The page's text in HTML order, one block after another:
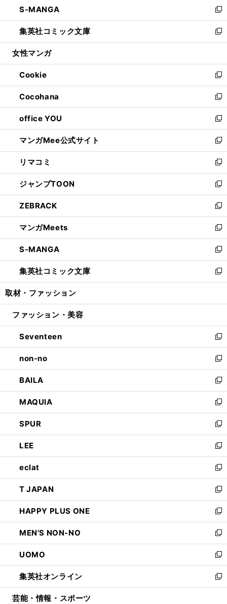
く
で
開
く
ド
ウ
で
開
ィ
ン
ド
ウ
開
く
い
ウ
ィ
ン
ウ
で
開
く
S-MANGA
新
し
い
ウ
ン
ド
ウ
で
開
く
集英社コミック文庫
新
し
ウ
ィ
ン
ド
ウ
で
開
く
女性マンガ
Cookie
新
し
い
ウ
ィ
ン
ド
ウ
で
開
く
Cocohana
新
し
い
ウ
ィ
ン
ド
ウ
で
開
く
office YOU
新
し
い
ウ
ィ
ン
ド
ウ
で
開
く
マンガMee公式サイト
新
し
い
ウ
ィ
ン
ド
ウ
で
開
く
リマコミ
新
し
い
ウ
ィ
ン
ド
ウ
で
開
く
ジャンプTOON
新
し
い
ウ
ィ
ン
ド
ウ
で
開
ZEBRACK
新
し
い
ウ
ィ
ン
ド
ウ
開
マンガMeets
新
し
い
ウ
ィ
ン
ウ
開
く
S-MANGA
新
し
い
ウ
ン
ウ
で
開
く
集英社コミック文庫
新
し
ウ
ン
ド
ウ
で
開
く
取材・ファッション
ファッション・美容
Seventeen
新
し
い
ウ
ィ
ン
ド
ウ
で
開
く
non-no
新
し
い
ウ
ィ
ン
ド
ウ
で
開
く
BAILA
新
し
い
ウ
ィ
ン
ド
ウ
で
開
く
MAQUIA
新
し
い
ウ
ィ
ン
ド
ウ
で
開
く
SPUR
新
し
い
ウ
ィ
ン
ド
ウ
で
開
く
LEE
新
し
い
ウ
ィ
ン
ド
ウ
で
開
く
eclat
新
し
い
ウ
ィ
ン
ド
ウ
で
開
く
T JAPAN
新
し
い
ウ
ィ
ン
ド
ウ
で
開
HAPPY PLUS ONE
新
し
い
ウ
ィ
ン
ド
ウ
MEN'S NON-NO
新
し
い
ウ
ィ
ン
UOMO
新
し
い
ウ
集英社オンライン
新
し
芸能・情報・スポーツ